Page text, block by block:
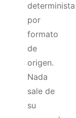
determinista
por
formato
de
origen.
Nada
sale de
su